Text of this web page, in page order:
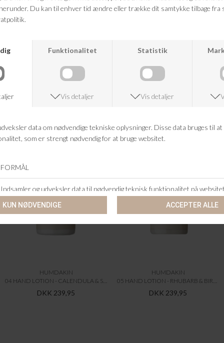
14 DAGES RETURRET
+46 86 60 21 22
HUMDAKIN
DKK 239,95
HUMDAKIN
DKK 239,95